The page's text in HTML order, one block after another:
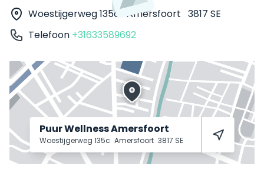
Woestijgerweg 135c Amersfoort 3817 SE
Telefoon +31633589692
Puur Wellness Amersfoort
Woestijgerweg 135c Amersfoort 3817 SE